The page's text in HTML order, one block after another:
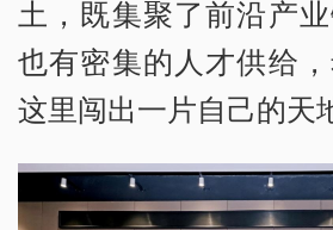
土，既集聚了前沿产
也有密集的人才供给
这里闯出一片自己的天